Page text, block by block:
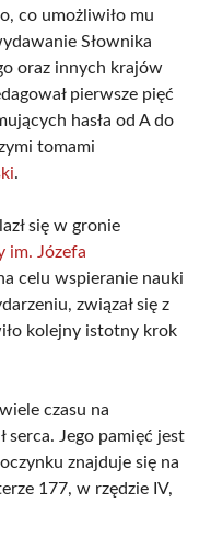
co umożliwiło mu
Słownika
oraz innych krajów
pierwsze pięć
hasła od A do
tomami
.
się w gronie
im. Józefa
celu wspieranie nauki
związał się z
kolejny istotny krok
czasu na
serca. Jego pamięć jest
znajduje się na
177, w rzędzie IV,